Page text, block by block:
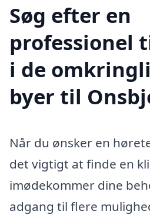
Søg efter en
professionel
i de
byer til
Når du ønsker en
det vigtigt at finde en
imødekommer dine
adgang til flere